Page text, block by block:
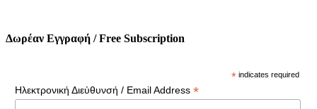
Δωρέαν Εγγραφή / Free Subscription
* indicates required
Ηλεκτρονική Διεύθυνσή / Email Address *